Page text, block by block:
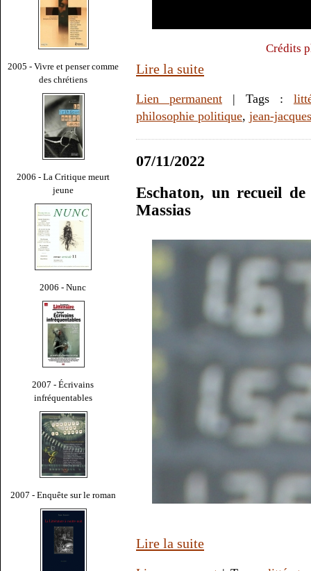
2005 - Vivre et penser comme
des chrétiens
2006 - La Critique meurt
jeune
2006 - Nunc
2007 - Écrivains
infréquentables
2007 - Enquête sur le roman
Crédits
Lire la suite
Lien permanent| Tags :
philosophie politique, jean-
07/11/2022
Eschaton, un recueil
Massias
Lire la suite